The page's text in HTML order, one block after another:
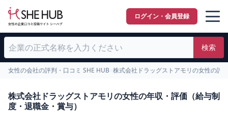
ログイン・会員登録
検索
女性の会社の評判・口コミ SHE HUB 株式会社ドラッグストアモリの女性の評
株式会社ドラッグストアモリの女性の年収・評価（給与制
度・退職金・賞与）